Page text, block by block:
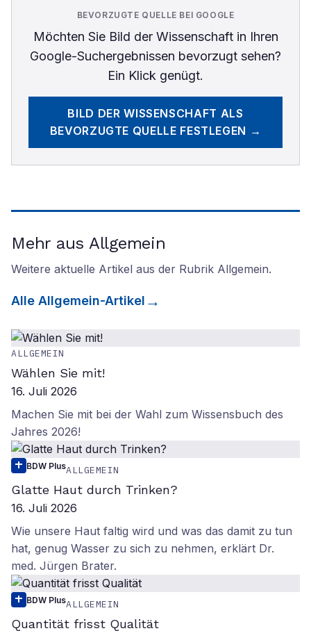
BEVORZUGTE QUELLE BEI GOOGLE
Möchten Sie Bild der Wissenschaftin Ihren
Google-Suchergebnissen bevorzugt sehen?
Ein Klick genügt.
BILD DER WISSENSCHAFT ALS
BEVORZUGTE QUELLE FESTLEGEN →
Mehr aus Allgemein
Weitere aktuelle Artikel aus der Rubrik Allgemein.
Alle Allgemein-Artikel
ALLGEMEIN
Wählen Sie mit!
16. Juli 2026
Machen Sie mit bei der Wahl zum Wissensbuch des
Jahres 2026!
BDW PlusALLGEMEIN
Glatte Haut durch Trinken?
16. Juli 2026
Wie unsere Haut faltig wird und was das damit zu tun
hat, genug Wasser zu sich zu nehmen, erklärt Dr.
med. Jürgen Brater.
BDW PlusALLGEMEIN
Quantität frisst Qualität